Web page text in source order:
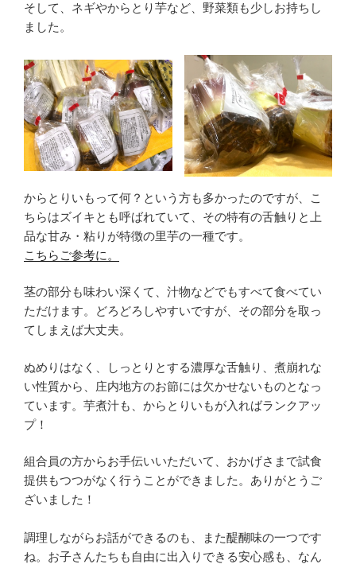
そして、ネギやからとり芋など、野菜類も少しお持ちし
ました。
からとりいもって何？という方も多かったのですが、こ
ちらはズイキとも呼ばれていて、その特有の舌触りと上
品な甘み・粘りが特徴の里芋の一種です。
こちらご参考に。
茎の部分も味わい深くて、汁物などでもすべて食べてい
ただけます。どろどろしやすいですが、その部分を取っ
てしまえば大丈夫。
ぬめりはなく、しっとりとする濃厚な舌触り、煮崩れな
い性質から、庄内地方のお節には欠かせないものとなっ
ています。芋煮汁も、からとりいもが入ればランクアッ
プ！
組合員の方からお手伝いいただいて、おかげさまで試食
提供もつつがなく行うことができました。ありがとうご
ざいました！
調理しながらお話ができるのも、また醍醐味の一つです
ね。お子さんたちも自由に出入りできる安心感も、なん